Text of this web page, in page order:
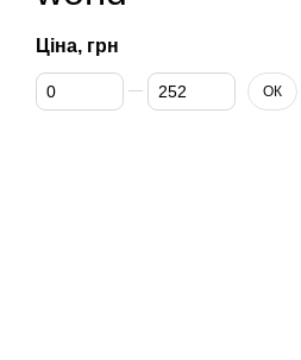
Ціна, грн
Від Ціна, грн
До Ціна, грн ОК